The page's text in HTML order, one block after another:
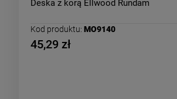
Deska z korą Ellwood Rundam
Kod produktu: MO9140
45,29 zł